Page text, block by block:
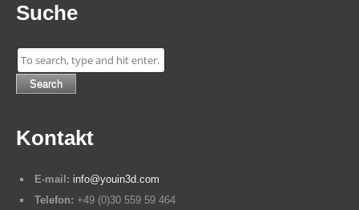
Suche
Search
Kontakt
E-mail: info@youin3d.com
Telefon: +49 (0)30 559 59 464